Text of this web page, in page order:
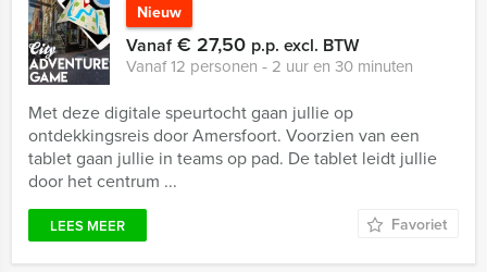
Nieuw
Vanaf€ 27,50 p.p. excl. BTW
Vanaf 12 personen ‐ 2 uur en 30 minuten
Met deze digitale speurtocht gaan jullie op
ontdekkingsreis door Amersfoort. Voorzien van een
tablet gaan jullie in teams op pad. De tablet leidt jullie
door het centrum ...
LEES MEER Favoriet